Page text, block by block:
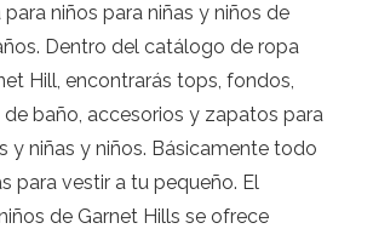
niños para niñas y niños de
Dentro del catálogo de ropa
Hill, encontrarás tops, fondos,
baño, accesorios y zapatos para
y niñas y niños. Básicamente todo
para vestir a tu pequeño. El
de Garnet Hills se ofrece